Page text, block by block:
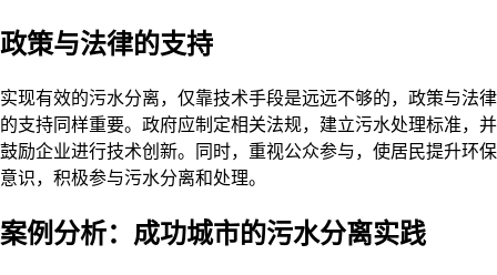
政策与法律的支持
实现有效的污水分离，仅靠技术手段是远远不够的，政策与法律
的支持同样重要。政府应制定相关法规，建立污水处理标准，并
鼓励企业进行技术创新。同时，重视公众参与，使居民提升环保
意识，积极参与污水分离和处理。
案例分析：成功城市的污水分离实践